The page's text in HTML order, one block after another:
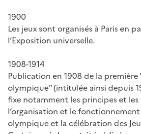
1900
Les jeux sont organisés à Paris en
l’Exposition universelle.
1908-1914
Publication en 1908 de la première
olympique" (intitulée ainsi depuis
fixe notamment les principes et
l’organisation et le
olympique et la célébration des